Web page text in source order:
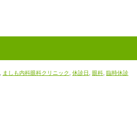
ましも内科眼科クリニック 休診日 眼科 臨時休診